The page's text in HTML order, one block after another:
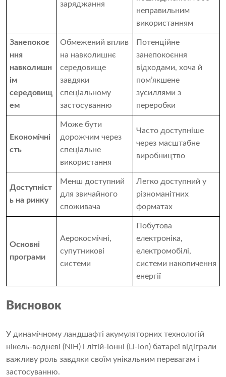
заряджання
неправильним
використанням
Занепокоє
ння
навколишн
ім
середовищ
ем
Обмежений вплив
на навколишнє
середовище
завдяки
спеціальному
застосуванню
Потенційне
занепокоєння
відходами, хоча й
пом’якшене
зусиллями з
переробки
Економічні
сть
Може бути
дорожчим через
спеціальне
використання
Часто доступніше
через масштабне
виробництво
Доступніст
ь на ринку
Менш доступний
для звичайного
споживача
Легко доступний у
різноманітних
форматах
Основні
програми
Аерокосмічні,
супутникові
системи
Побутова
електроніка,
електромобілі,
системи накопичення
енергії
Висновок
У динамічному ландшафті акумуляторних технологій
нікель-водневі (NiH) і літій-іонні (Li-Ion) батареї відіграли
важливу роль завдяки своїм унікальним перевагам і
застосуванню.